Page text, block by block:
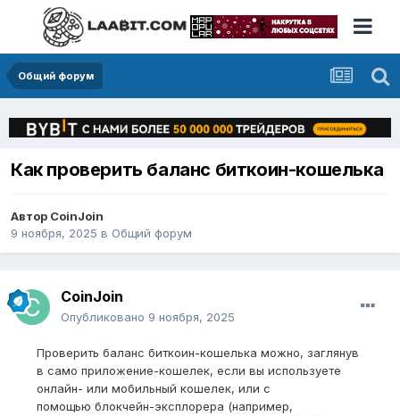
Общий форум
Как проверить баланс биткоин-кошелька
Автор CoinJoin
9 ноября, 2025 в Общий форум
CoinJoin
Опубликовано 9 ноября, 2025
Проверить баланс биткоин-кошелька можно, заглянув
в само приложение-кошелек, если вы используете
онлайн- или мобильный кошелек, или с
помощью блокчейн-эксплорера (например,